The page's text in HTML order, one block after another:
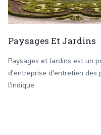
Paysages Et Jardins
Paysages et Jardins est un
d'entreprise d'entretien des
l'indique.